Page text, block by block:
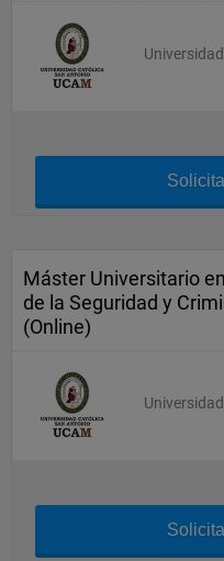
Máster Universitario
de la Seguridad y
(Online)